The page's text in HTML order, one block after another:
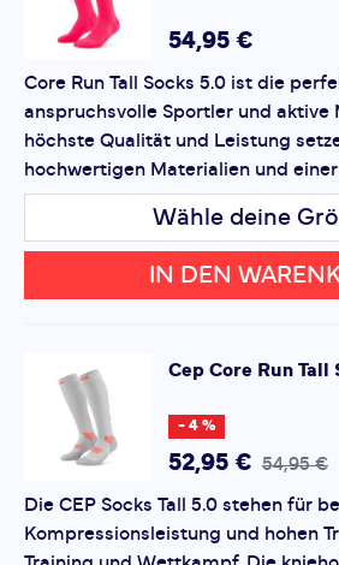
Bewertung
Dieses Formular ist durch reCAPTCHA
dieDatenschutzbestimmungen und
von Google.
54,95 €
Core Run Tall Socks 5.0 ist die
anspruchsvolle Sportler und aktive
höchste Qualität und Leistung
hochwertigen Materialien und einer
Wähle deine
IN DEN
Cep Core Run Tall
- 4 %
52,95 € 54,95 €
Die CEP Socks Tall 5.0 stehen für
Kompressionsleistung und hohen